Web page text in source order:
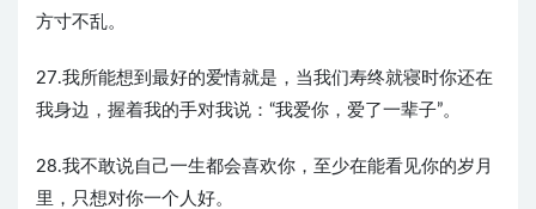
方寸不乱。
27.我所能想到最好的爱情就是，当我们寿终就寝时你还在
我身边，握着我的手对我说：“我爱你，爱了一辈子”。
28.我不敢说自己一生都会喜欢你，至少在能看见你的岁月
里，只想对你一个人好。